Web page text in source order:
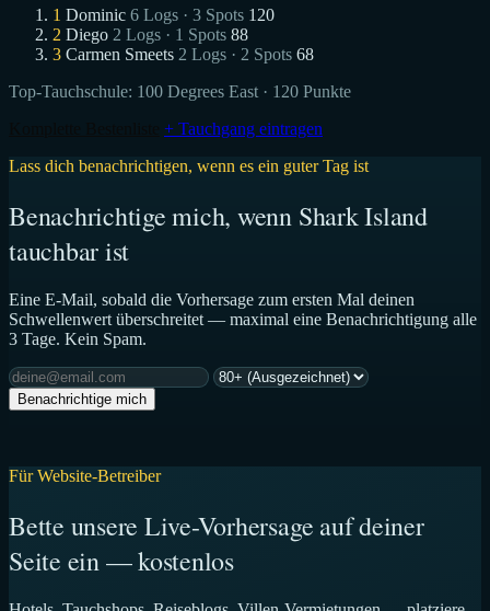
1 Dominic 6 Logs · 3 Spots 120
2 Diego 2 Logs · 1 Spots 88
3 Carmen Smeets 2 Logs · 2 Spots 68
Top-Tauchschule: 100 Degrees East · 120 Punkte
+ Tauchgang eintragen
Lass dich benachrichtigen, wenn es ein guter Tag ist
Benachrichtige mich, wenn Shark Island
tauchbar ist
Eine E-Mail, sobald die Vorhersage zum ersten Mal deinen
Schwellenwert überschreitet — maximal eine Benachrichtigung alle
3 Tage. Kein Spam.
Benachrichtige mich
Für Website-Betreiber
Bette unsere Live-Vorhersage auf deiner
Seite ein — kostenlos